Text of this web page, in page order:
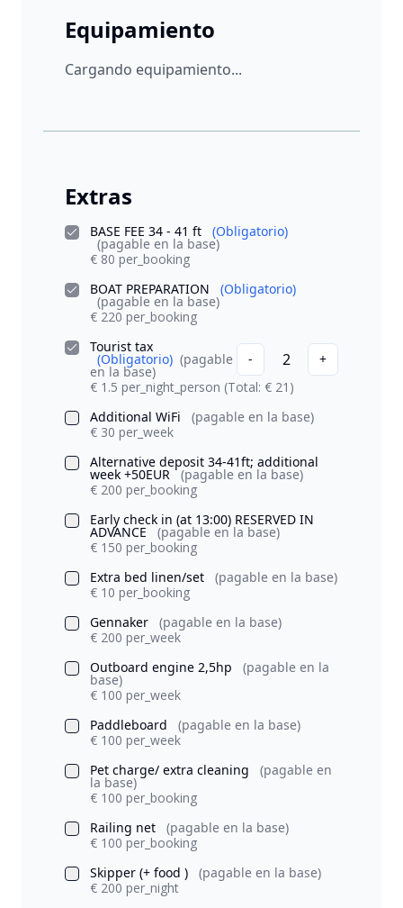
Equipamiento
Cargando equipamiento...
Extras
BASE FEE 34 - 41 ft (Obligatorio)
(pagable en la base)
€ 80 per_booking
BOAT PREPARATION
(Obligatorio)
(pagable en la base)
€ 220 per_booking
Tourist tax
(Obligatorio) (pagable
en la base)
- 2
+
€ 1.5 per_night_person (Total: € 21)
Additional WiFi
(pagable en la base)
€ 30 per_week
Alternative deposit 34-41ft; additional
week +50EUR
(pagable en la base)
€ 200 per_booking
Early check in (at 13:00) RESERVED IN
ADVANCE
(pagable en la base)
€ 150 per_booking
Extra bed linen/set
(pagable en la base)
€ 10 per_booking
Gennaker
(pagable en la base)
€ 200 per_week
Outboard engine 2,5hp
(pagable en la
base)
€ 100 per_week
Paddleboard
(pagable en la base)
€ 100 per_week
Pet charge/ extra cleaning
(pagable en
la base)
€ 100 per_booking
Railing net
(pagable en la base)
€ 100 per_booking
Skipper (+ food )
(pagable en la base)
€ 200 per_night